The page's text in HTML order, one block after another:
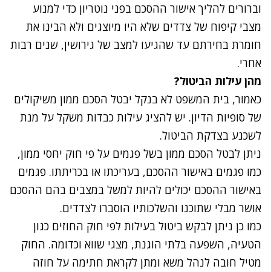
וברורים להליך אישור ההסכם בפני נוטריון כדי למנוע
מצבי קיפוח של צדדים שלא היו מיוצגים ולא הבינו את
חומרת בחירתם עד שהגיעו למצב של גירושין, שנים רבות
אחרי.
מהן עילות הביטול?
כאמור, בית המשפט לא בנקל יבטל הסכם ממון משיקולים
של סופיות הדיון. יש להציג עילות כבדות משקל על מנת
לשכנע בצדקת הביטול.
ניתן לבטל הסכם ממון בשל פגמים על פי חוק יחסי ממון,
כמו פגמים באישור ההסכם, בעריכתו או בכריתתו. פגמים
באישור ההסכם יכולים להיות למשל במצבים בהם ההסכם
אושר מבלי שתוכנו והשלכותיו הוסברו לצדדים.
כמו כן ניתן לבקש ביטול בעילות לפי חוק החוזים כגון
הטעיה, השפעה בלתי הוגנת, מצגי שווא וכדומה. החוק
מטיל חובה לנהל משא ומתן לקראת חתימה על חוזה